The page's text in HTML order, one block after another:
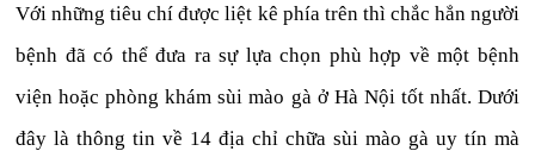
Với những tiêu chí được liệt kê phía trên thì chắc hẳn người
bệnh đã có thể đưa ra sự lựa chọn phù hợp về một bệnh
viện hoặc phòng khám sùi mào gà ở Hà Nội tốt nhất. Dưới
đây là thông tin về 14 địa chỉ chữa sùi mào gà uy tín mà